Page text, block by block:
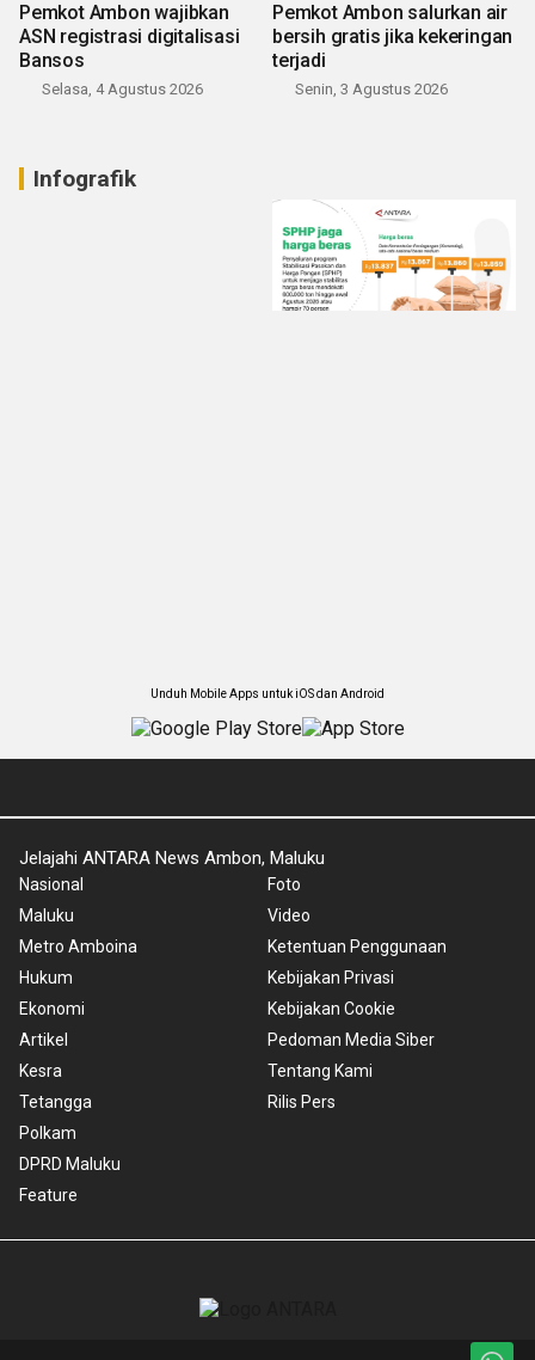
Pemkot Ambon wajibkan
ASN registrasi digitalisasi
Bansos
Selasa, 4 Agustus 2026
Pemkot Ambon salurkan air
bersih gratis jika kekeringan
terjadi
Senin, 3 Agustus 2026
Infografik
Unduh Mobile Apps untuk iOS dan Android
Jelajahi ANTARA News Ambon, Maluku
Nasional
Maluku
Metro Amboina
Hukum
Ekonomi
Artikel
Kesra
Tetangga
Polkam
DPRD Maluku
Feature
Foto
Video
Ketentuan Penggunaan
Kebijakan Privasi
Kebijakan Cookie
Pedoman Media Siber
Tentang Kami
Rilis Pers